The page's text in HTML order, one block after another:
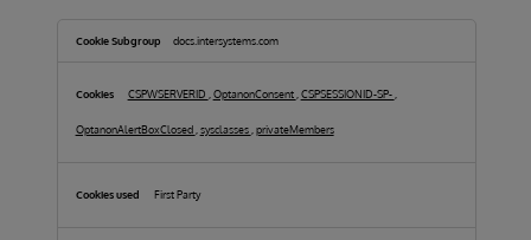
Necessary
docs.intersystems.com
CSPWSERVERID OptanonConsent CSPSESSIONID-SP-
OptanonAlertBoxClosed sysclasses privateMembers
First Party